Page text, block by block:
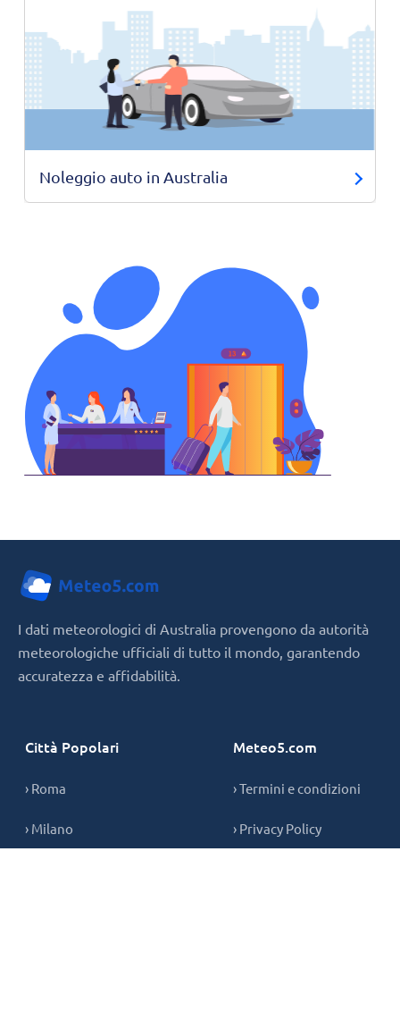
Noleggio auto in Australia
I dati meteorologici di Australia provengono da autorità
meteorologiche ufficiali di tutto il mondo, garantendo
accuratezza e affidabilità.
Città Popolari
› Roma
› Milano
Meteo5.com
› Termini e condizioni
› Privacy Policy